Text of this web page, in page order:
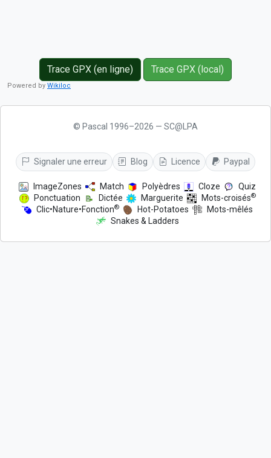
Trace GPX (en ligne) Trace GPX (local)
Powered by Wikiloc
© Pascal 1996–2026 — SC@LPA
Signaler une erreur Blog Licence Paypal
ImageZones Match Polyèdres Cloze
Quiz
Ponctuation
Dictée Marguerite Mots-croisés®
Clic•Nature•Fonction® Hot-Potatoes
Mots-mêlés
Snakes & Ladders